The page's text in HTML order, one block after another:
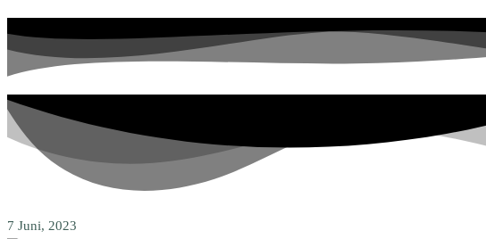
7 Juni, 2023